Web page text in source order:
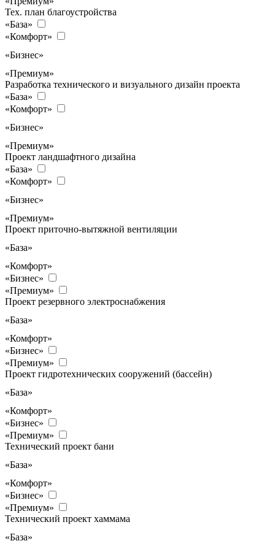
Тех. план благоустройства
«База»
«Комфорт»
«Бизнес»
«Премиум»
Разработка технического и визуального дизайн проекта
«База»
«Комфорт»
«Бизнес»
«Премиум»
Проект ландшафтного дизайна
«База»
«Комфорт»
«Бизнес»
«Премиум»
Проект приточно-вытяжной вентиляции
«База»
«Комфорт»
«Бизнес»
«Премиум»
Проект резервного электроснабжения
«База»
«Комфорт»
«Бизнес»
«Премиум»
Проект гидротехнических сооружений (бассейн)
«База»
«Комфорт»
«Бизнес»
«Премиум»
Технический проект бани
«База»
«Комфорт»
«Бизнес»
«Премиум»
Технический проект хаммама
«База»